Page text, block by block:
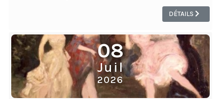
DÉTAILS
08
Juil
2026